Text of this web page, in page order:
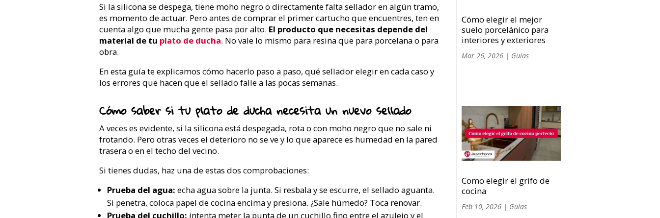
Si la silicona se despega, tiene moho negro o directamente falta sellador en algún tramo,
es momento de actuar. Pero antes de comprar el primer cartucho que encuentres, ten en
cuenta algo que mucha gente pasa por alto. El producto que necesitas depende del
material de tu plato de ducha. No vale lo mismo para resina que para porcelana o para
obra.
En esta guía te explicamos cómo hacerlo paso a paso, qué sellador elegir en cada caso y
los errores que hacen que el sellado falle a las pocas semanas.
Cómo saber si tu plato de ducha necesita un nuevo sellado
A veces es evidente, si la silicona está despegada, rota o con moho negro que no sale ni
frotando. Pero otras veces el deterioro no se ve y lo que aparece es humedad en la pared
trasera o en el techo del vecino.
Si tienes dudas, haz una de estas dos comprobaciones:
Prueba del agua: echa agua sobre la junta. Si resbala y se escurre, el sellado aguanta.
Si penetra, coloca papel de cocina encima y presiona. ¿Sale húmedo? Toca renovar.
Prueba del cuchillo: intenta meter la punta de un cuchillo fino entre el azulejo y el
Cómo elegir el mejor
suelo porcelánico para
interiores y exteriores
Mar 26, 2026| Guías
Como elegir el grifo de
cocina
Feb 10, 2026| Guías